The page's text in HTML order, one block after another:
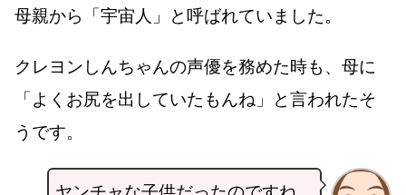
母親から「宇宙人」と呼ばれていました。
クレヨンしんちゃんの声優を務めた時も、母に
「よくお尻を出していたもんね」と言われたそ
うです。